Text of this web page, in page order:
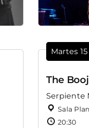
Martes
The
Serpiente
Sala
20:30